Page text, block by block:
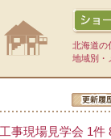
北海道の
地域別・
事現場見学会 1件